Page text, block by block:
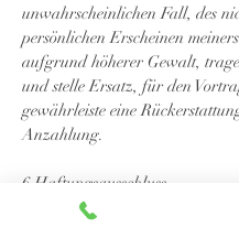
unwahrscheinlichen Fall, des
persönlichen Erscheinen
aufgrund höherer Gewalt,
und stelle Ersatz, für den
gewährleiste eine
Anzahlung.
6.Haftungsausschluss
Der Autor (Sandra Müffler)